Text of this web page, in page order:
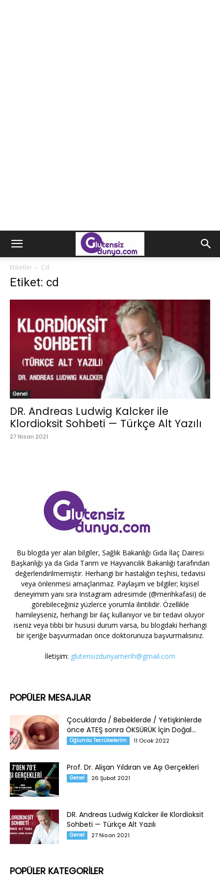
Etiketler Cd
Etiket: cd
Genel
DR. Andreas Ludwig Kalcker ile
Klordioksit Sohbeti — Türkçe Alt Yazılı
27 Nisan 2021
Bu blogda yer alan bilgiler, Sağlık Bakanlığı Gıda İlaç Dairesi
Başkanlığı ya da Gıda Tarım ve Hayvancılık Bakanlığı tarafından
değerlendirilmemiştir. Herhangi bir hastalığın teşhisi, tedavisi
veya önlenmesi amaçlanmaz. Paylaşım ve bilgiler; kişisel
deneyimim yanı sıra Instagram adresimde (@merihkafasi) de
görebileceğiniz yüzlerce yorumla ilintilidir. Özellikle
hamileyseniz, herhangi bir ilaç kullanıyor ve bir tedavi oluyor
iseniz veya tıbbi bir hususi durum varsa, bu blogdaki herhangi
bir içeriğe başvurmadan önce doktorunuza başvurmalısınız.
İletişim: glutensizdunyamerih@gmail.com
POPÜLER MESAJLAR
Çocuklarda / Bebeklerde / Yetişkinlerde
önce ATEŞ sonra ÖKSÜRÜK İçin Doğal...
Oğlumla Tecrübelerim 11 Ocak 2022
Prof. Dr. Alişan Yıldıran ve Aşı Gerçekleri
Genel 26 Şubat 2021
DR. Andreas Ludwig Kalcker ile Klordioksit
Sohbeti — Türkçe Alt Yazılı
Genel 27 Nisan 2021
POPÜLER KATEGORİLER